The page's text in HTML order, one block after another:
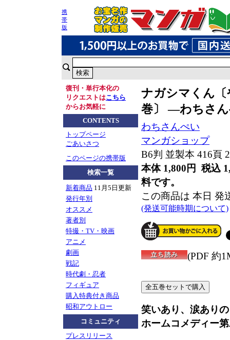
携
帯
版
復刊・単行本化の
リクエストはこちら
からお気軽に
CONTENTS
トップページ
ごあいさつ
このページの携帯版
検索一覧
新着商品 11月5日更新
発行年別
オススメ
著者別
特撮・TV・映画
アニメ
劇画
戦記
時代劇・忍者
フィギュア
購入特典付き商品
昭和アウトロー
コミュニティ
プレスリリース
ナガシマくん
巻〕 ―わちさ
わちさんぺい
マンガショップ
B6判 並製本 416頁
本体 1,800円 税込
料です。
この商品は 本日 発
(発送可能時期について)
(PDF 約
笑いあり、涙ありの
ホームコメディー